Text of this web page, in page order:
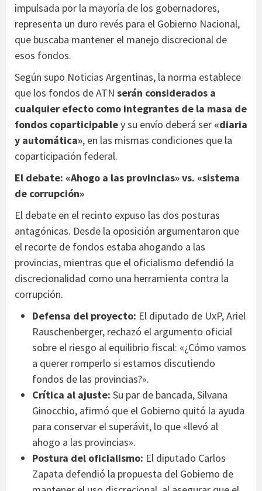
impulsada por la mayoría de los gobernadores,
representa un duro revés para el Gobierno Nacional,
que buscaba mantener el manejo discrecional de
esos fondos.
Según supo Noticias Argentinas, la norma establece
que los fondos de ATN serán considerados a
cualquier efecto como integrantes de la masa de
fondos coparticipabley su envío deberá ser «diaria
y automática», en las mismas condiciones que la
coparticipación federal.
El debate: «Ahogo a las provincias» vs. «sistema
de corrupción»
El debate en el recinto expuso las dos posturas
antagónicas. Desde la oposición argumentaron que
el recorte de fondos estaba ahogando a las
provincias, mientras que el oficialismo defendió la
discrecionalidad como una herramienta contra la
corrupción.
Defensa del proyecto: El diputado de UxP, Ariel
Rauschenberger, rechazó el argumento oficial
sobre el riesgo al equilibrio fiscal: «¿Cómo vamos
a querer romperlo si estamos discutiendo
fondos de las provincias?».
Crítica al ajuste: Su par de bancada, Silvana
Ginocchio, afirmó que el Gobierno quitó la ayuda
para conservar el superávit, lo que «llevó al
ahogo a las provincias».
Postura del oficialismo: El diputado Carlos
Zapata defendió la propuesta del Gobierno de